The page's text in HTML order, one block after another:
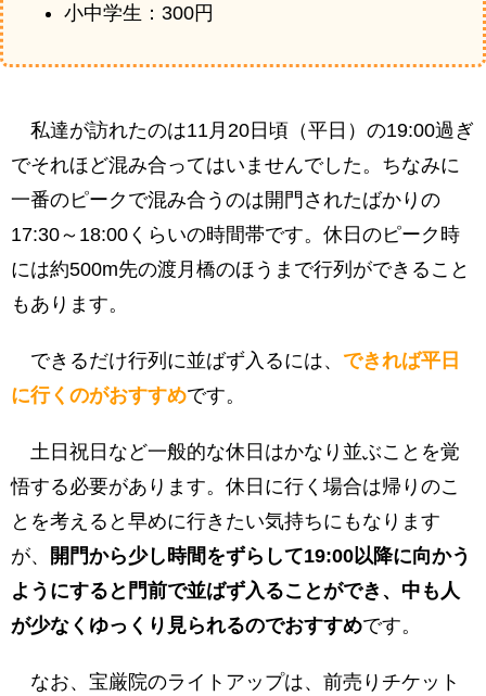
小中学生：300円
私達が訪れたのは11月20日頃（平日）の19:00過ぎ
でそれほど混み合ってはいませんでした。ちなみに
一番のピークで混み合うのは開門されたばかりの
17:30～18:00くらいの時間帯です。休日のピーク時
には約500m先の渡月橋のほうまで行列ができること
もあります。
できるだけ行列に並ばず入るには、 できれば平日
に行くのがおすすめです。
土日祝日など一般的な休日はかなり並ぶことを覚
悟する必要があります。休日に行く場合は帰りのこ
とを考えると早めに行きたい気持ちにもなります
が、
開門から少し時間をずらして19:00以降に向かう
ようにすると門前で並ばず入ることができ、中も人
が少なくゆっくり見られるのでおすすめです。
なお、宝厳院のライトアップは、前売りチケット